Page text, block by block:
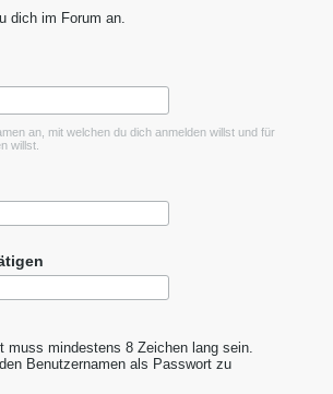
dich im Forum an.
an, mit welchen du dich anmelden willst und für
willst.
muss mindestens 8 Zeichen lang sein.
Benutzernamen als Passwort zu